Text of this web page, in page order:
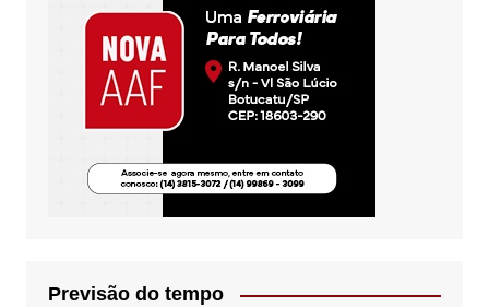
Previsão do tempo